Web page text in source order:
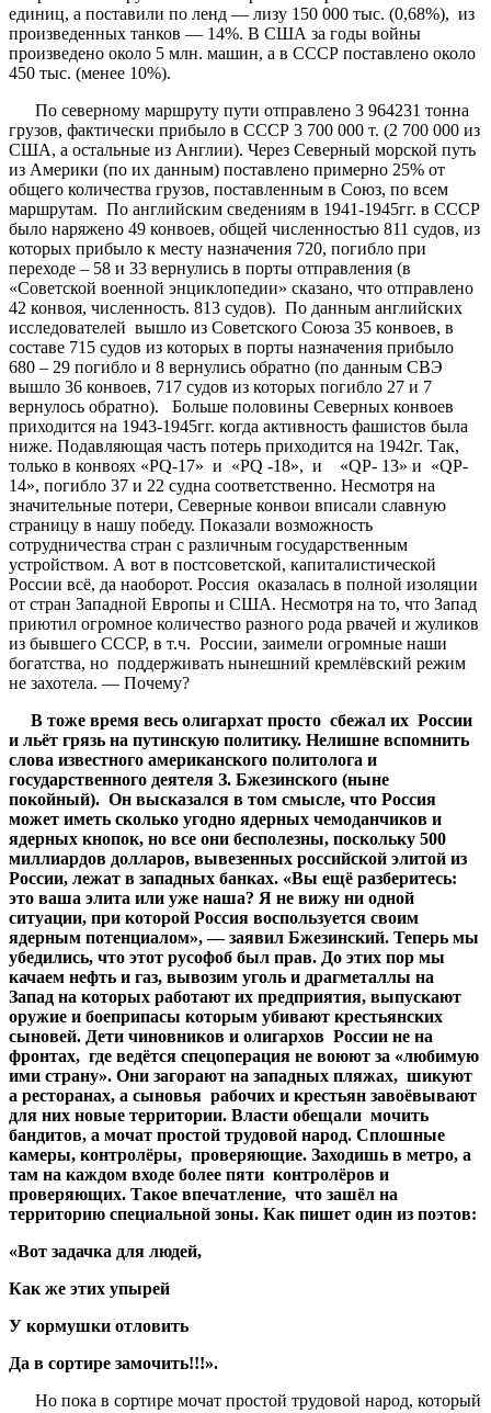
единиц, а поставили по ленд — лизу 150 000 тыс. (0,68%), из
произведенных танков — 14%. В США за годы войны
произведено около 5 млн. машин, а в СССР поставлено около
450 тыс. (менее 10%).
По северному маршруту пути отправлено 3 964231 тонна
грузов, фактически прибыло в СССР 3 700 000 т. (2 700 000 из
США, а остальные из Англии). Через Северный морской путь
из Америки (по их данным) поставлено примерно 25% от
общего количества грузов, поставленным в Союз, по всем
маршрутам. По английским сведениям в 1941-1945гг. в СССР
было наряжено 49 конвоев, общей численностью 811 судов, из
которых прибыло к месту назначения 720, погибло при
переходе – 58 и 33 вернулись в порты отправления (в
«Советской военной энциклопедии» сказано, что отправлено
42 конвоя, численность. 813 судов). По данным английских
исследователей вышло из Советского Союза 35 конвоев, в
составе 715 судов из которых в порты назначения прибыло
680 – 29 погибло и 8 вернулись обратно (по данным СВЭ
вышло 36 конвоев, 717 судов из которых погибло 27 и 7
вернулось обратно). Больше половины Северных конвоев
приходится на 1943-1945гг. когда активность фашистов была
ниже. Подавляющая часть потерь приходится на 1942г. Так,
только в конвоях «PQ-17» и «PQ -18», и «QP- 13» и «QP-
14», погибло 37 и 22 судна соответственно. Несмотря на
значительные потери, Северные конвои вписали славную
страницу в нашу победу. Показали возможность
сотрудничества стран с различным государственным
устройством. А вот в постсоветской, капиталистической
России всё, да наоборот. Россия оказалась в полной изоляции
от стран Западной Европы и США. Несмотря на то, что Запад
приютил огромное количество разного рода рвачей и жуликов
из бывшего СССР, в т.ч. России, заимели огромные наши
богатства, но поддерживать нынешний кремлёвский режим
не захотела. — Почему?
В тоже время весь олигархат просто сбежал их России
и льёт грязь на путинскую политику. Нелишне вспомнить
слова известного американского политолога и
государственного деятеля З. Бжезинского (ныне
покойный). Он высказался в том смысле, что Россия
может иметь сколько угодно ядерных чемоданчиков и
ядерных кнопок, но все они бесполезны, поскольку 500
миллиардов долларов, вывезенных российской элитой из
России, лежат в западных банках. «Вы ещё разберитесь:
это ваша элита или уже наша? Я не вижу ни одной
ситуации, при которой Россия воспользуется своим
ядерным потенциалом», — заявил Бжезинский. Теперь мы
убедились, что этот русофоб был прав. До этих пор мы
качаем нефть и газ, вывозим уголь и драгметаллы на
Запад на которых работают их предприятия, выпускают
оружие и боеприпасы которым убивают крестьянских
сыновей. Дети чиновников и олигархов России не на
фронтах, где ведётся спецоперация не воюют за «любимую
ими страну». Они загорают на западных пляжах, шикуют
а ресторанах, а сыновья рабочих и крестьян завоёвывают
для них новые территории. Власти обещали мочить
бандитов, а мочат простой трудовой народ. Сплошные
камеры, контролёры, проверяющие. Заходишь в метро, а
там на каждом входе более пяти контролёров и
проверяющих. Такое впечатление, что зашёл на
территорию специальной зоны. Как пишет один из поэтов:
«Вот задачка для людей,
Как же этих упырей
У кормушки отловить
Да в сортире замочить!!!».
Но пока в сортире мочат простой трудовой народ, который